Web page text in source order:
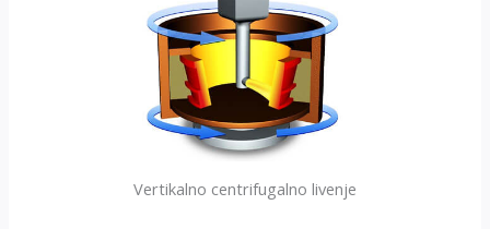
Vertikalno centrifugalno livenje